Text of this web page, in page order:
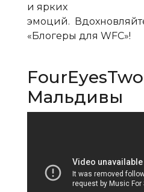
и ярких
эмоций.
«Блогеры для WFC»!
Мальдивы